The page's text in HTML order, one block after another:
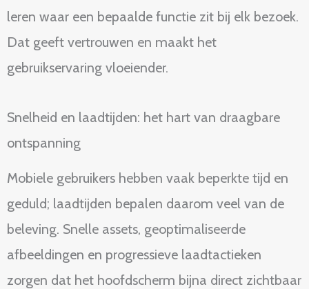
leren waar een bepaalde functie zit bij elk bezoek.
Dat geeft vertrouwen en maakt het
gebruikservaring vloeiender.
Snelheid en laadtijden: het hart van draagbare
ontspanning
Mobiele gebruikers hebben vaak beperkte tijd en
geduld; laadtijden bepalen daarom veel van de
beleving. Snelle assets, geoptimaliseerde
afbeeldingen en progressieve laadtactieken
zorgen dat het hoofdscherm bijna direct zichtbaar